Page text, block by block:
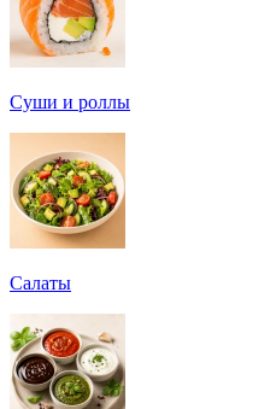
Суши и роллы
Салаты